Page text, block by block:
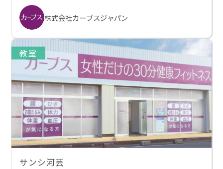
株式会社カーブスジャパン
教室
サンシ河芸